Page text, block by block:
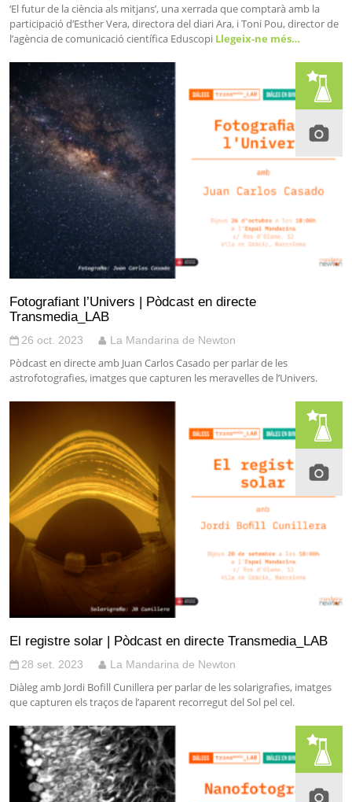
‘El futur de la ciència als mitjans’, una xerrada que comptarà amb la
participació d’Esther Vera, directora del diari Ara, i Toni Pou, director de
l’agència de comunicació científica Eduscopi Llegeix-ne més…
Fotografiant l’Univers | Pòdcast en directe
Transmedia_LAB
26 oct. 2023 La Mandarina de Newton
Pòdcast en directe amb Juan Carlos Casado per parlar de les
astrofotografies, imatges que capturen les meravelles de l’Univers.
El registre solar | Pòdcast en directe Transmedia_LAB
28 set. 2023 La Mandarina de Newton
Diàleg amb Jordi Bofill Cunillera per parlar de les solarigrafies, imatges
que capturen els traços de l’aparent recorregut del Sol pel cel.